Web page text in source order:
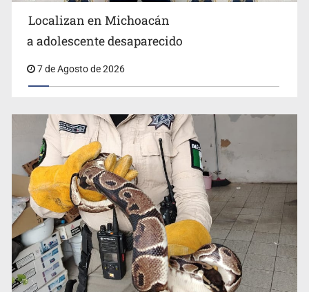
Procesan a el “R1”, presunto líder criminal en Jalisco y
Localizan en Michoacán
a adolescente desaparecido
7 de Agosto de 2026